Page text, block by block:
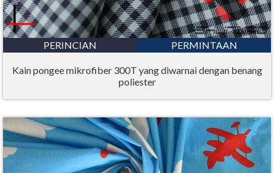
PERINCIAN PERMINTAAN
Kain pongee mikrofiber 300T yang diwarnai dengan benang
poliester